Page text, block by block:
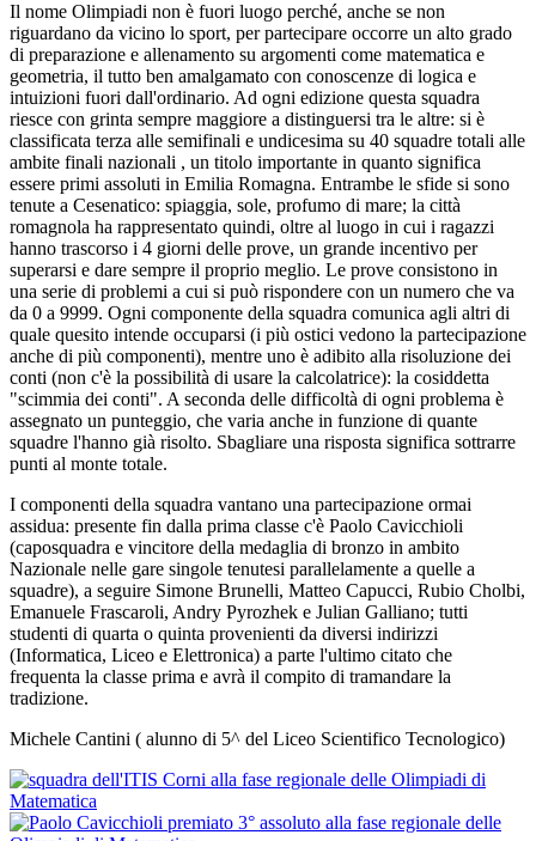
Il nome Olimpiadi non è fuori luogo perché, anche se non
riguardano da vicino lo sport, per partecipare occorre un alto grado
di preparazione e allenamento su argomenti come matematica e
geometria, il tutto ben amalgamato con conoscenze di logica e
intuizioni fuori dall'ordinario. Ad ogni edizione questa squadra
riesce con grinta sempre maggiore a distinguersi tra le altre: si è
classificata terza alle semifinali e undicesima su 40 squadre totali alle
ambite finali nazionali , un titolo importante in quanto significa
essere primi assoluti in Emilia Romagna. Entrambe le sfide si sono
tenute a Cesenatico: spiaggia, sole, profumo di mare; la città
romagnola ha rappresentato quindi, oltre al luogo in cui i ragazzi
hanno trascorso i 4 giorni delle prove, un grande incentivo per
superarsi e dare sempre il proprio meglio. Le prove consistono in
una serie di problemi a cui si può rispondere con un numero che va
da 0 a 9999. Ogni componente della squadra comunica agli altri di
quale quesito intende occuparsi (i più ostici vedono la partecipazione
anche di più componenti), mentre uno è adibito alla risoluzione dei
conti (non c'è la possibilità di usare la calcolatrice): la cosiddetta
"scimmia dei conti". A seconda delle difficoltà di ogni problema è
assegnato un punteggio, che varia anche in funzione di quante
squadre l'hanno già risolto. Sbagliare una risposta significa sottrarre
punti al monte totale.
I componenti della squadra vantano una partecipazione ormai
assidua: presente fin dalla prima classe c'è Paolo Cavicchioli
(caposquadra e vincitore della medaglia di bronzo in ambito
Nazionale nelle gare singole tenutesi parallelamente a quelle a
squadre), a seguire Simone Brunelli, Matteo Capucci, Rubio Cholbi,
Emanuele Frascaroli, Andry Pyrozhek e Julian Galliano; tutti
studenti di quarta o quinta provenienti da diversi indirizzi
(Informatica, Liceo e Elettronica) a parte l'ultimo citato che
frequenta la classe prima e avrà il compito di tramandare la
tradizione.
Michele Cantini ( alunno di 5^ del Liceo Scientifico Tecnologico)